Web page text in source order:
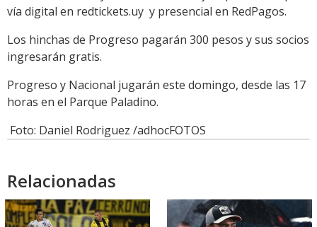
vía digital en redtickets.uy y presencial en RedPagos.
Los hinchas de Progreso pagarán 300 pesos y sus socios
ingresarán gratis.
Progreso y Nacional jugarán este domingo, desde las 17
horas en el Parque Paladino.
Foto: Daniel Rodriguez /adhocFOTOS
Relacionadas